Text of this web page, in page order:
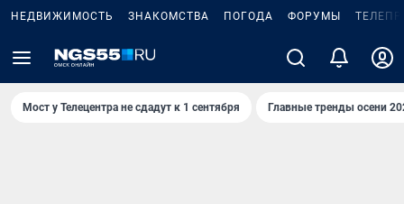
НЕДВИЖИМОСТЬ ЗНАКОМСТВА ПОГОДА ФОРУМЫ
Мост у Телецентра не сдадут к 1 сентября Главные тренды осени